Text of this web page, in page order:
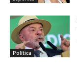
Política